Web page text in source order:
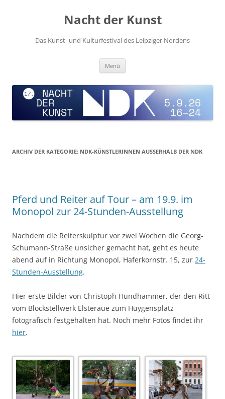
Nacht der Kunst
Das Kunst- und Kulturfestival des Leipziger Nordens
Menü
ARCHIV DER KATEGORIE: NDK-KÜNSTLERINNEN AUSSERHALB DER NDK
Pferd und Reiter auf Tour – am 19.9. im
Monopol zur 24-Stunden-Ausstellung
Nachdem die Reiterskulptur vor zwei Wochen die Georg-
Schumann-Straße unsicher gemacht hat, geht es heute
abend auf in Richtung Monopol, Haferkornstr. 15, zur 24-
Stunden-Ausstellung.
Hier erste Bilder von Christoph Hundhammer, der den Ritt
vom Blockstellwerk Elsteraue zum Huygensplatz
fotografisch festgehalten hat. Noch mehr Fotos findet ihr
hier.